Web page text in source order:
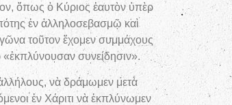
ὅπως ὁ Κύριος ἑαυτὸν ὑπὲρ
ἐν ἀλληλοσεβασμῷ καὶ
τοῦτον ἔχομεν συμμάχους
«ἐκπλύνουσαν συνείδησιν».
νὰ δράμωμεν μετὰ
ἐν Χάριτι νὰ ἐκπλύνωμεν